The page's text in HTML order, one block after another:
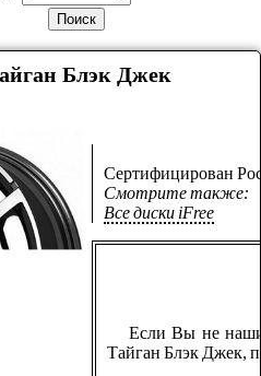
Блэк Джек
Сертифицирован
Смотрите также:
Все диски iFree
Если Вы не
Тайган Блэк Джек,